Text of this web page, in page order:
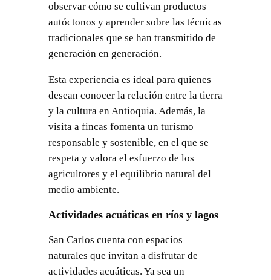
observar cómo se cultivan productos
autóctonos y aprender sobre las técnicas
tradicionales que se han transmitido de
generación en generación.
Esta experiencia es ideal para quienes
desean conocer la relación entre la tierra
y la cultura en Antioquia. Además, la
visita a fincas fomenta un turismo
responsable y sostenible, en el que se
respeta y valora el esfuerzo de los
agricultores y el equilibrio natural del
medio ambiente.
Actividades acuáticas en ríos y lagos
San Carlos cuenta con espacios
naturales que invitan a disfrutar de
actividades acuáticas. Ya sea un